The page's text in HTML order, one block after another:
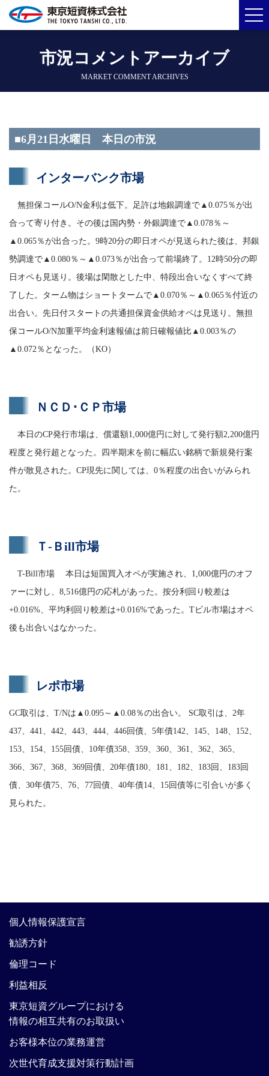
市況コメントアーカイブ
MARKET COMMENT ARCHIVES
■6月21日水曜日 本日の市況
インターバンク市場
無担保コールO/N金利は低下。足許は地銀調達で▲0.075％が出
合って寄り付き。その後は国内勢・外銀調達で▲0.078％～
▲0.065％が出合った。9時20分の即日オペが見送られた後は、邦銀
勢調達で▲0.080％～▲0.073％が出合って前場終了。12時50分の即
日オペも見送り。後場は閑散とした中、特段出合いなくすべて終
了した。ターム物はショートタームで▲0.070％～▲0.065％付近の
出合い。先日付スタートの共通担保資金供給オペは見送り。無担
保コールO/N加重平均金利速報値は前日確報値比▲0.003％の
▲0.072％となった。（KO）
ＮＣＤ･ＣＰ市場
本日のCP発行市場は、償還額1,000億円に対して発行額2,200億円
程度と発行超となった。四半期末を前に幅広い銘柄で新規発行案
件が散見された。CP現先に関しては、0％程度の出合いがみられ
た。
Ｔ-Ｂill市場
T-Bill市場 本日は短国買入オペが実施され、1,000億円のオフ
ァーに対し、8,516億円の応札があった。按分利回り較差は
+0.016%、平均利回り較差は+0.016%であった。Tビル市場はオペ
後も出合いはなかった。
レポ市場
GC取引は、T/Nは▲0.095～▲0.08％の出合い。 SC取引は、2年
437、441、442、443、444、446回債、5年債142、145、148、152、
153、154、155回債、10年債358、359、360、361、362、365、
366、367、368、369回債、20年債180、181、182、183回、183回
債、30年債75、76、77回債、40年債14、15回債等に引合いが多く
見られた。
個人情報保護宣言
勧誘方針
倫理コード
利益相反
東京短資グループにおける
情報の相互共有のお取扱い
お客様本位の業務運営
次世代育成支援対策行動計画